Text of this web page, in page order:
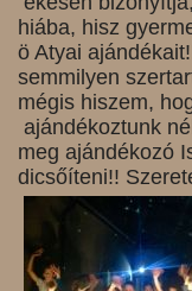
hiába, hisz
ö Atyai
semmilyen
mégis hiszem,
ajándékoztunk
meg ajándékozó
dicsőíteni!!